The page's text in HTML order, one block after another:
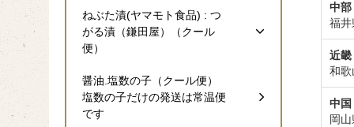
中部
福
近畿
和
中国
岡
ねぶた漬(ヤマモト食品) : つ
がる漬（鎌田屋）（クール
便）
醤油.塩数の子（クール便）
塩数の子だけの発送は常温便
です